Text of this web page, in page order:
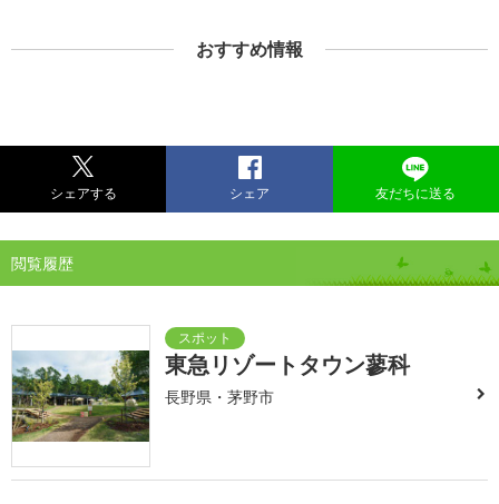
おすすめ情報
シェアする シェア 友だちに送る
閲覧履歴
東急リゾートタウン蓼科
長野県・茅野市